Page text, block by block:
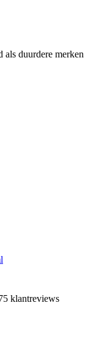
als duurdere merken
klantreviews